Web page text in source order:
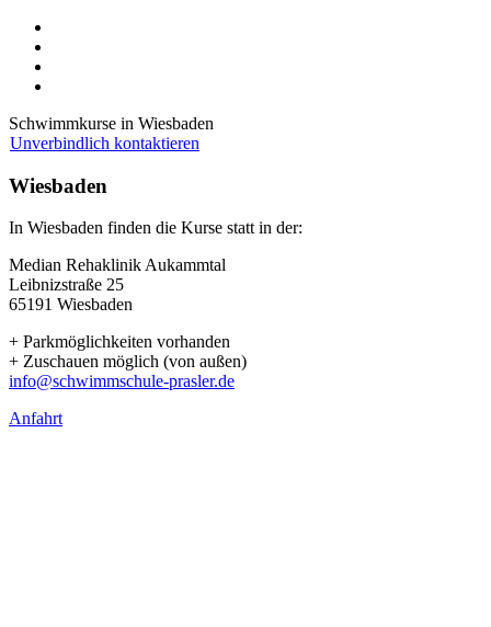
Schwimmkurse in Wiesbaden
Unverbindlich kontaktieren
Wiesbaden
In Wiesbaden finden die Kurse statt in der:
Median Rehaklinik Aukammtal
Leibnizstraße 25
65191 Wiesbaden
+ Parkmöglichkeiten vorhanden
+ Zuschauen möglich (von außen)
info@schwimmschule-prasler.de
Anfahrt